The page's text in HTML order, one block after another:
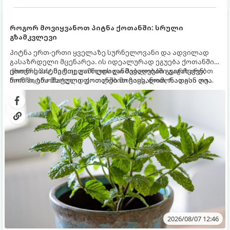
როგორ მოვიყვანოთ პიტნა ქოთანში: სრული
გზამკვლევი
პიტნა ერთ-ერთი ყველაზე სურნელოვანი და ადვილად
გასაზრდელი მცენარეა. ის იდეალურად ეგუება ქოთანში
ცხოვრებას, მეტიც, გამოცდილი მებაღეები გვირჩევენ,
რომ პიტნა მხოლოდ ქოთანში მოვიყვანოთ, რადგან ღია
გრუნტში (ბაღში) დარგვისას ის ფესვებით ძალიან
სწრაფად ვრცელდება და სხვა მცენარეებს ავიწროებს.
ქოთნის პიტნა მთელი წლის განმავლობაში გაგახარებთ
ნორჩი, არომატული ფოთლებით ჩაის, ლიმონათისა თუ
კერძებისთვის.
2026/08/07 12:46